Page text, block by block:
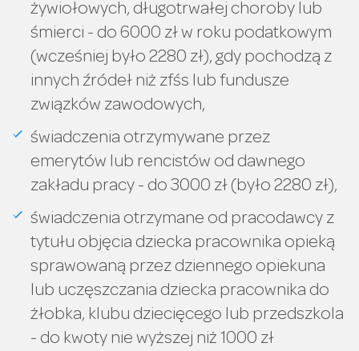
żywiołowych, długotrwałej choroby lub
śmierci - do 6000 zł w roku podatkowym
(wcześniej było 2280 zł), gdy pochodzą z
innych źródeł niż zfśs lub fundusze
związków zawodowych,
świadczenia otrzymywane przez
emerytów lub rencistów od dawnego
zakładu pracy - do 3000 zł (było 2280 zł),
świadczenia otrzymane od pracodawcy z
tytułu objęcia dziecka pracownika opieką
sprawowaną przez dziennego opiekuna
lub uczęszczania dziecka pracownika do
żłobka, klubu dziecięcego lub przedszkola
- do kwoty nie wyższej niż 1000 zł